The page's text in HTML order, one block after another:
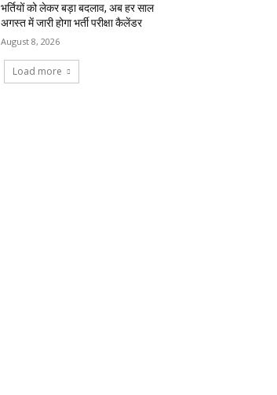
भर्तियों को लेकर बड़ा बदलाव, अब हर साल
अगस्त में जारी होगा भर्ती परीक्षा कैलेंडर
August 8, 2026
Load more